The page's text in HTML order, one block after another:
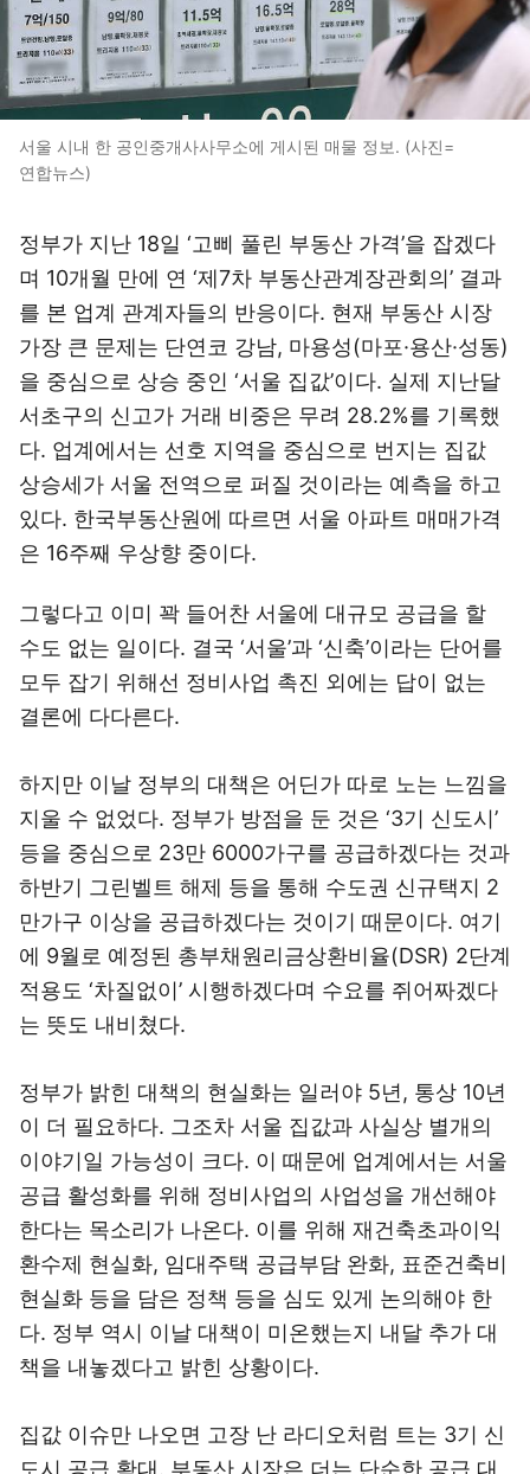
서울 시내 한 공인중개사사무소에 게시된 매물 정보. (사진=
연합뉴스)
정부가 지난 18일 ‘고삐 풀린 부동산 가격’을 잡겠다
며 10개월 만에 연 ‘제7차 부동산관계장관회의’ 결과
를 본 업계 관계자들의 반응이다. 현재 부동산 시장
가장 큰 문제는 단연코 강남, 마용성(마포·용산·성동)
을 중심으로 상승 중인 ‘서울 집값’이다. 실제 지난달
서초구의 신고가 거래 비중은 무려 28.2%를 기록했
다. 업계에서는 선호 지역을 중심으로 번지는 집값
상승세가 서울 전역으로 퍼질 것이라는 예측을 하고
있다. 한국부동산원에 따르면 서울 아파트 매매가격
은 16주째 우상향 중이다.
그렇다고 이미 꽉 들어찬 서울에 대규모 공급을 할
수도 없는 일이다. 결국 ‘서울’과 ‘신축’이라는 단어를
모두 잡기 위해선 정비사업 촉진 외에는 답이 없는
결론에 다다른다.
하지만 이날 정부의 대책은 어딘가 따로 노는 느낌을
지울 수 없었다. 정부가 방점을 둔 것은 ‘3기 신도시’
등을 중심으로 23만 6000가구를 공급하겠다는 것과
하반기 그린벨트 해제 등을 통해 수도권 신규택지 2
만가구 이상을 공급하겠다는 것이기 때문이다. 여기
에 9월로 예정된 총부채원리금상환비율(DSR) 2단계
적용도 ‘차질없이’ 시행하겠다며 수요를 쥐어짜겠다
는 뜻도 내비쳤다.
정부가 밝힌 대책의 현실화는 일러야 5년, 통상 10년
이 더 필요하다. 그조차 서울 집값과 사실상 별개의
이야기일 가능성이 크다. 이 때문에 업계에서는 서울
공급 활성화를 위해 정비사업의 사업성을 개선해야
한다는 목소리가 나온다. 이를 위해 재건축초과이익
환수제 현실화, 임대주택 공급부담 완화, 표준건축비
현실화 등을 담은 정책 등을 심도 있게 논의해야 한
다. 정부 역시 이날 대책이 미온했는지 내달 추가 대
책을 내놓겠다고 밝힌 상황이다.
집값 이슈만 나오면 고장 난 라디오처럼 트는 3기 신
도시 공급 확대. 부동산 시장은 더는 단순한 공급 대